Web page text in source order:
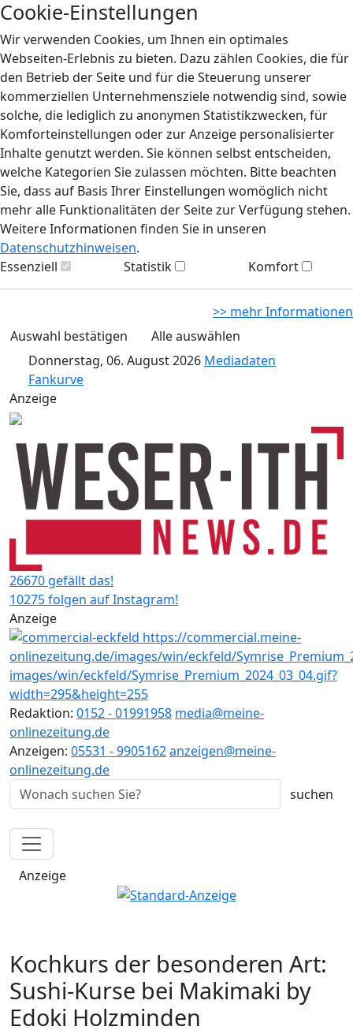
Cookie-Einstellungen
Wir verwenden Cookies, um Ihnen ein optimales
Webseiten-Erlebnis zu bieten. Dazu zählen Cookies, die für
den Betrieb der Seite und für die Steuerung unserer
kommerziellen Unternehmensziele notwendig sind, sowie
solche, die lediglich zu anonymen Statistikzwecken, für
Komforteinstellungen oder zur Anzeige personalisierter
Inhalte genutzt werden. Sie können selbst entscheiden,
welche Kategorien Sie zulassen möchten. Bitte beachten
Sie, dass auf Basis Ihrer Einstellungen womöglich nicht
mehr alle Funktionalitäten der Seite zur Verfügung stehen.
Weitere Informationen finden Sie in unseren
Datenschutzhinweisen.
Essenziell
Statistik Komfort
>> mehr Informationen
Auswahl bestätigen
Alle auswählen
Donnerstag, 06. August 2026 Mediadaten
Fankurve
Anzeige
26670 gefällt das!
10275 folgen auf Instagram!
Anzeige
Redaktion: 0152 - 01991958 media@meine-
onlinezeitung.de
Anzeigen: 05531 - 9905162anzeigen@meine-
onlinezeitung.de
Anzeige
Kochkurs der besonderen Art:
Sushi-Kurse bei Makimaki by
Edoki Holzminden